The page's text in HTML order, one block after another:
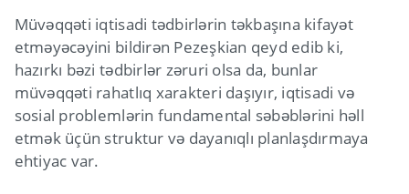
Müvəqqəti iqtisadi tədbirlərin təkbaşına kifayət
etməyəcəyini bildirən Pezeşkian qeyd edib ki,
hazırkı bəzi tədbirlər zəruri olsa da, bunlar
müvəqqəti rahatlıq xarakteri daşıyır, iqtisadi və
sosial problemlərin fundamental səbəblərini həll
etmək üçün struktur və dayanıqlı planlaşdırmaya
ehtiyac var.